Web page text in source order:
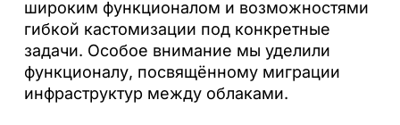
широким функционалом и возможностями
гибкой кастомизации под конкретные
задачи. Особое внимание мы уделили
функционалу, посвящённому миграции
инфраструктур между облаками.